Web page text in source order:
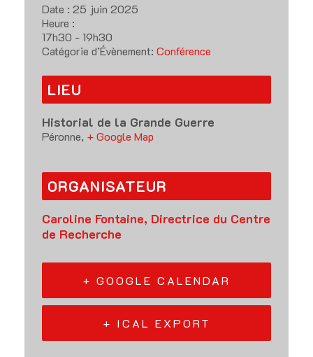
Date : 25 juin 2025
Heure :
17h30 - 19h30
Catégorie d’Évènement: Conférence
LIEU
Historial de la Grande Guerre
Péronne, + Google Map
ORGANISATEUR
Caroline Fontaine, Directrice du Centre
de Recherche
+ GOOGLE CALENDAR
+ ICAL EXPORT